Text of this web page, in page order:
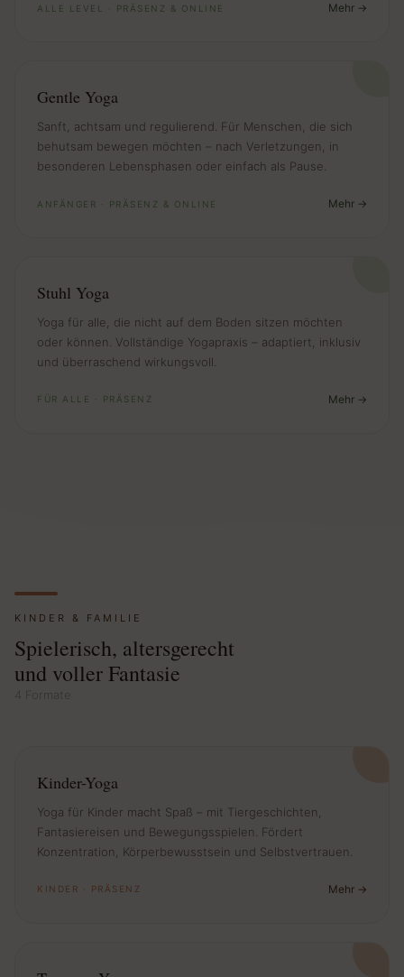
ALLE LEVEL · PRÄSENZ & ONLINE Mehr
Gentle Yoga
Sanft, achtsam und regulierend. Für Menschen, die sich
behutsam bewegen möchten – nach Verletzungen, in
besonderen Lebensphasen oder einfach als Pause.
ANFÄNGER · PRÄSENZ & ONLINE Mehr
Stuhl Yoga
Yoga für alle, die nicht auf dem Boden sitzen möchten
oder können. Vollständige Yogapraxis – adaptiert, inklusiv
und überraschend wirkungsvoll.
FÜR ALLE · PRÄSENZ Mehr
KINDER & FAMILIE
Spielerisch, altersgerecht
und voller Fantasie
4 Formate
Kinder-Yoga
Yoga für Kinder macht Spaß – mit Tiergeschichten,
Fantasiereisen und Bewegungsspielen. Fördert
Konzentration, Körperbewusstsein und Selbstvertrauen.
KINDER · PRÄSENZ Mehr